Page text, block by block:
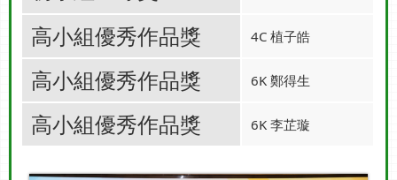
高小組優秀作品獎 4C 植子皓
高小組優秀作品獎 6K 鄭得生
高小組優秀作品獎 6K 李芷璇